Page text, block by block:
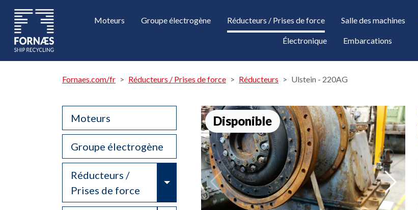
Moteurs Groupe électrogène Réducteurs / Prises de force Salle des machines
Électronique Embarcations
Fornaes.com/fr Réducteurs / Prises de force Réducteurs Ulstein - 220AG
Moteurs
Groupe électrogène
Réducteurs /
Prises de force
Toggle Dropdown
Disponible